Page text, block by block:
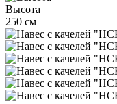
Высота
250 см